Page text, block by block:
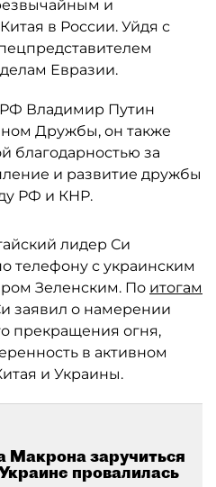
и
в России. Уйдя с
Евразии.
РФ Владимир Путин
Дружбы, он также
благодарностью за
и развитие дружбы
РФ и КНР.
лидер Си
телефону с украинским
Зеленским. По итогам
заявил о намерении
прекращения огня,
в активном
и Украины.
Макрона заручиться
провалилась